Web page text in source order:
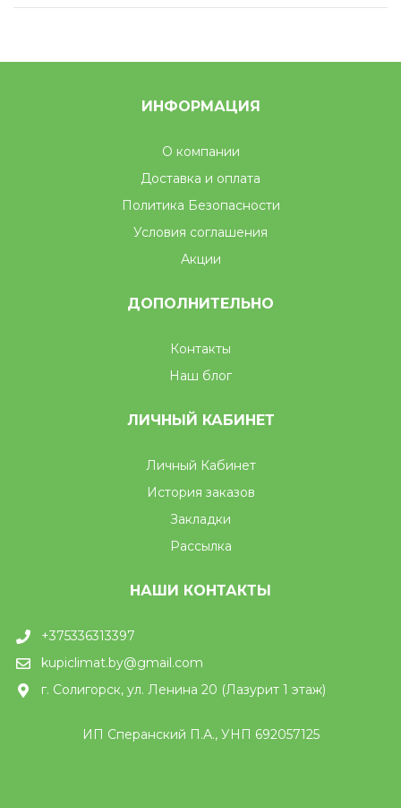
ИНФОРМАЦИЯ
О компании
Доставка и оплата
Политика Безопасности
Условия соглашения
Акции
ДОПОЛНИТЕЛЬНО
Контакты
Наш блог
ЛИЧНЫЙ КАБИНЕТ
Личный Кабинет
История заказов
Закладки
Рассылка
НАШИ КОНТАКТЫ
+375336313397
kupiclimat.by@gmail.com
г. Солигорск, ул. Ленина 20 (Лазурит 1 этаж)
ИП Сперанский П.А., УНП 692057125